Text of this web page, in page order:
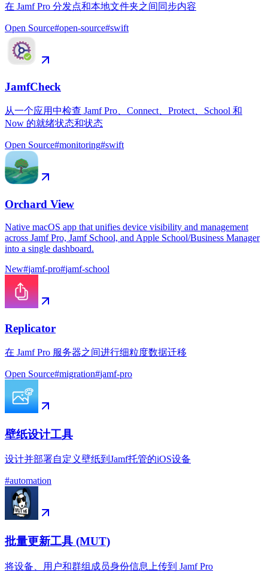
在 Jamf Pro 分发点和本地文件夹之间同步内容
Open Source#open-source#swift
JamfCheck
从一个应用中检查 Jamf Pro、Connect、Protect、School 和
Now 的就绪状态和状态
Open Source#monitoring#swift
Orchard View
Native macOS app that unifies device visibility and management
across Jamf Pro, Jamf School, and Apple School/Business Manager
into a single dashboard.
New#jamf-pro#jamf-school
Replicator
在 Jamf Pro 服务器之间进行细粒度数据迁移
Open Source#migration#jamf-pro
壁纸设计工具
设计并部署自定义壁纸到Jamf托管的iOS设备
#automation
批量更新工具 (MUT)
将设备、用户和群组成员身份信息上传到 Jamf Pro